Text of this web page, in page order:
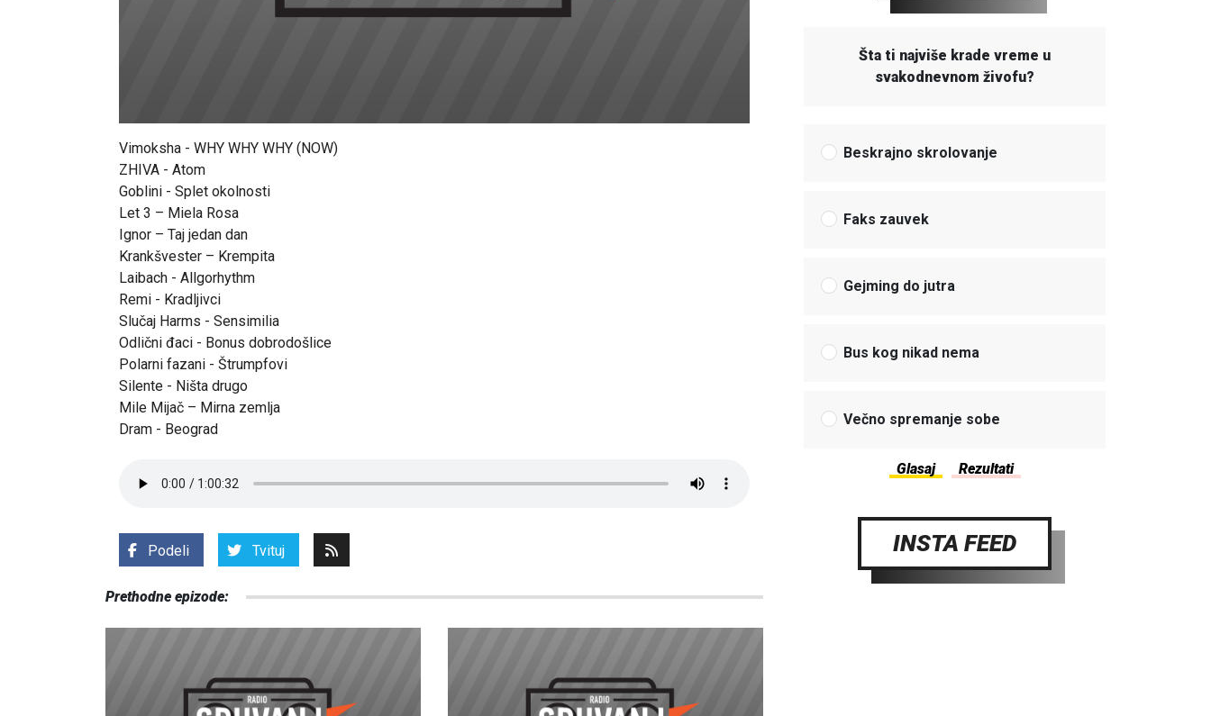
Vimoksha - WHY WHY WHY (NOW)
ZHIVA - Atom
Goblini - Splet okolnosti
Let 3 – Miela Rosa
Ignor – Taj jedan dan
Krankšvester – Krempita
Laibach - Allgorhythm
Remi - Kradljivci
Slučaj Harms - Sensimilia
Odlični đaci - Bonus dobrodošlice
Polarni fazani - Štrumpfovi
Silente - Ništa drugo
Mile Mijač – Mirna zemlja
Dram - Beograd
Podeli Tvituj
Prethodne epizode:
Šta ti najviše krade vreme u
svakodnevnom živofu?
Beskrajno skrolovanje
Faks zauvek
Gejming do jutra
Bus kog nikad nema
Večno spremanje sobe
INSTA FEED